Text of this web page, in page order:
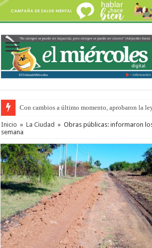
Con cambios a último momento, aprobaron la
Inicio » La Ciudad » Obras públicas: informaron
semana